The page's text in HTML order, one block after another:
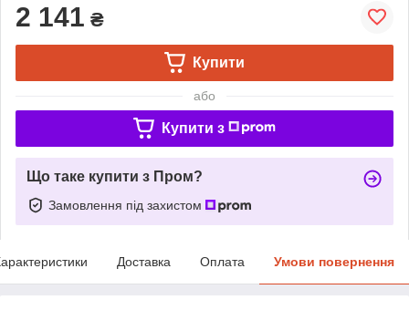
2 141 ₴
Купити
або
Купити з
Що таке купити з Пром?
Замовлення під захистом
Доставка Оплата Умови повернення